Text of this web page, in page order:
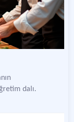
dalı.